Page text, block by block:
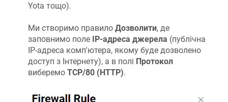
Yota тощо).
Ми створимо правило Дозволити, де
заповнимо поле
IP-адреса джерела (публічна
IP-адреса комп'ютера, якому буде дозволено
доступ з Інтернету), а в полі Протокол
виберемо TCP/80 (HTTP).